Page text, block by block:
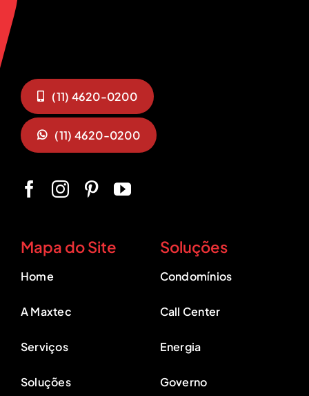
(11) 4620-0200
(11) 4620-0200
Mapa do Site
Home
A Maxtec
Serviços
Soluções
Soluções
Condomínios
Call Center
Energia
Governo